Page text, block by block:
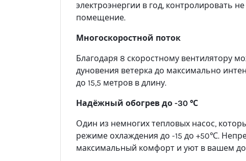
электроэнергии в год, контролировать
помещение.
Многоскоростной поток
Благодаря 8 скоростному вентилятору
дуновения ветерка до максимально
до 15,5 метров в длину.
Надёжный обогрев до -30 ℃
Один из немногих тепловых насос,
режиме охлаждения до -15 до +50℃.
максимальный комфорт и уют в вашем